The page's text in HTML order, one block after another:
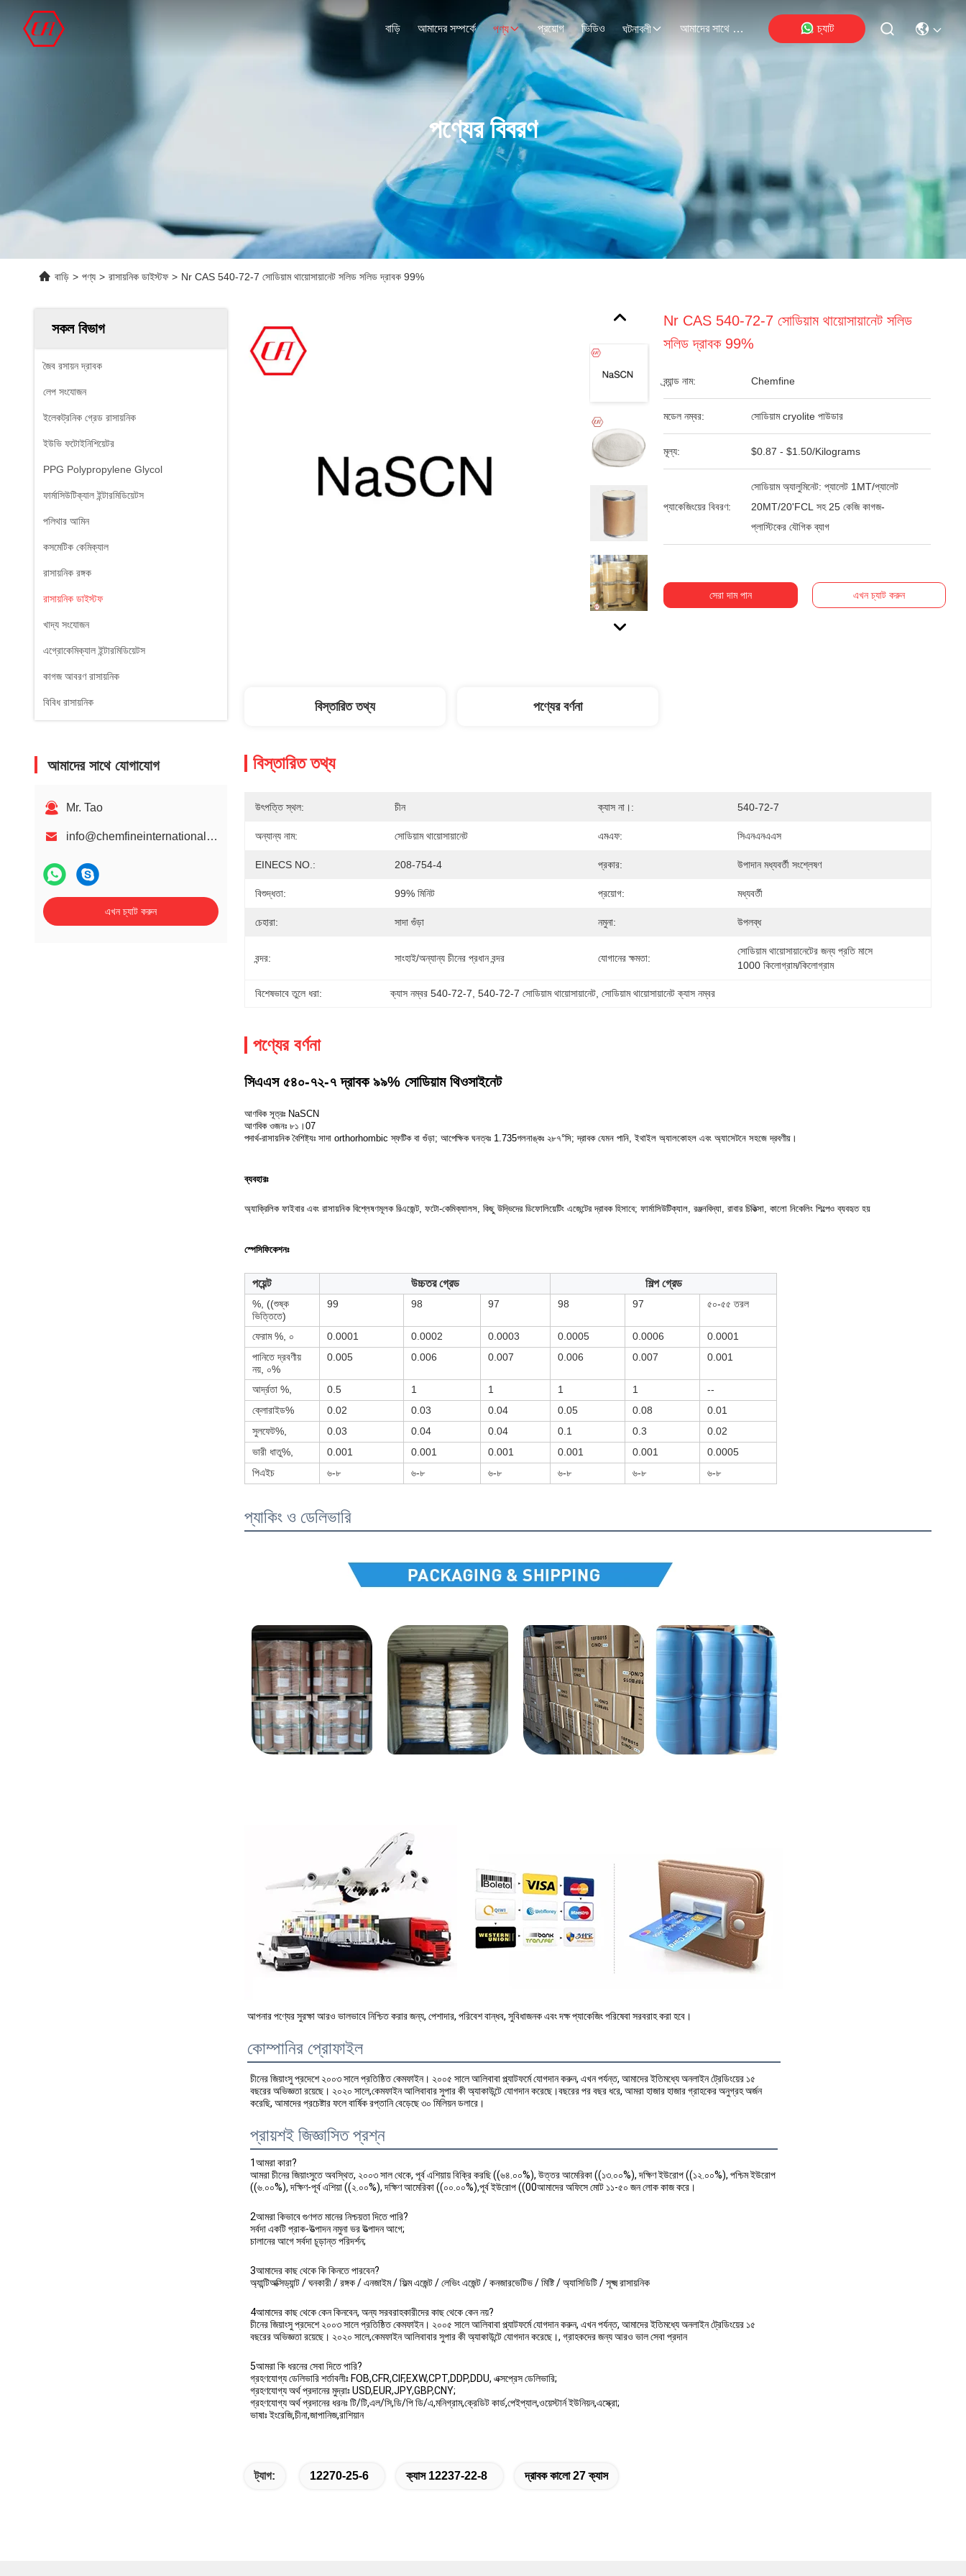
বাড়ি আমাদের সম্পর্কে পণ্য প্রয়োগ ভিডিও ঘটনাবলী আমাদের সাথে যোগাযোগ চ্যাট
পণ্যের বিবরণ
বাড়ি > পণ্য > রাসায়নিক ডাইস্টফ > Nr CAS 540-72-7 সোডিয়াম থায়োসায়ানেট সলিড সলিড দ্রাবক 99%
সকল বিভাগ
জৈব রসায়ন দ্রাবক
লেপ সংযোজন
ইলেকট্রনিক গ্রেড রাসায়নিক
ইউভি ফটোইনিশিয়েটর
PPG Polypropylene Glycol
ফার্মাসিউটিক্যাল ইন্টারমিডিয়েটস
পলিথার আমিন
কসমেটিক কেমিক্যাল
রাসায়নিক রঙ্গক
রাসায়নিক ডাইস্টফ
খাদ্য সংযোজন
এগ্রোকেমিক্যাল ইন্টারমিডিয়েটস
কাগজ আবরণ রাসায়নিক
বিবিধ রাসায়নিক
আমাদের সাথে যোগাযোগ
Mr. Tao
info@chemfineinternational.com
এখন চ্যাট করুন
Nr CAS 540-72-7 সোডিয়াম থায়োসায়ানেট সলিড
সলিড দ্রাবক 99%
ব্র্যান্ড নাম: Chemfine
মডেল নম্বর: সোডিয়াম cryolite পাউডার
মূল্য: $0.87 - $1.50/Kilograms
প্যাকেজিংয়ের বিবরণ:
সোডিয়াম অ্যালুমিনেট: প্যালেট 1MT/প্যালেট
20MT/20'FCL সহ 25 কেজি কাগজ-
প্লাস্টিকের যৌগিক ব্যাগ
সেরা দাম পান এখন চ্যাট করুন
বিস্তারিত তথ্য পণ্যের বর্ণনা
বিস্তারিত তথ্য
উৎপত্তি স্থল: চীন ক্যাস না।: 540-72-7
অন্যান্য নাম: সোডিয়াম থায়োসায়ানেট এমএফ: সিএনএনএএস
EINECS NO.: 208-754-4 প্রকার: উপাদান মধ্যবর্তী সংশ্লেষণ
বিশুদ্ধতা: 99% মিনিট প্রয়োগ: মধ্যবর্তী
চেহারা: সাদা গুঁড়া নমুনা: উপলব্ধ
বন্দর: সাংহাই/অন্যান্য চীনের প্রধান বন্দর যোগানের ক্ষমতা:
সোডিয়াম থায়োসায়ানেটের জন্য প্রতি মাসে
1000 কিলোগ্রাম/কিলোগ্রাম
বিশেষভাবে তুলে ধরা: ক্যাস নম্বর 540-72-7 , 540-72-7 সোডিয়াম থায়োসায়ানেট , সোডিয়াম থায়োসায়ানেট ক্যাস নম্বর
পণ্যের বর্ণনা
সিএএস ৫৪০-৭২-৭ দ্রাবক ৯৯% সোডিয়াম থিওসাইনেট
আণবিক সূত্রঃ NaSCN
আণবিক ওজনঃ ৮১।07
পদার্থ-রাসায়নিক বৈশিষ্ট্যঃ সাদা orthorhombic স্ফটিক বা গুঁড়া; আপেক্ষিক ঘনত্বঃ 1.735গলনাঙ্কঃ ২৮৭°সি; দ্রাবক যেমন পানি, ইথাইল অ্যালকোহল এবং অ্যাসেটনে সহজে দ্রবণীয়।
ব্যবহারঃ
অ্যাক্রিলিক ফাইবার এবং রাসায়নিক বিশ্লেষণমূলক রিএজেন্ট, ফটো-কেমিক্যালস, কিছু উদ্ভিদের ডিফোলিয়েটিং এজেন্টের দ্রাবক হিসাবে; ফার্মাসিউটিক্যাল, রঞ্জনবিদ্যা, রাবার চিকিত্সা, কালো নিকেলিং শিল্পেও ব্যবহৃত হয়
স্পেসিফিকেশনঃ
পয়েন্ট উচ্চতর গ্রেড শিল্প গ্রেড
%, ((শুষ্ক
ভিত্তিতে)
99 98 97 98 97 ৫০-৫৫ তরল
ফেরাম %, ০ 0.0001 0.0002 0.0003 0.0005 0.0006
0.0001
পানিতে দ্রবণীয়
নয়, ০%
0.005 0.006 0.007 0.006 0.007 0.001
আর্দ্রতা %, 0.5 1 1 1 1
--
ক্লোরাইড%
0.02 0.03 0.04 0.05 0.08
0.01
সুলফেট%,
0.03 0.04 0.04 0.1 0.3
0.02
ভারী ধাতু%,
0.001 0.001 0.001 0.001 0.001
0.0005
পিএইচ
৬-৮ ৬-৮ ৬-৮ ৬-৮ ৬-৮ ৬-৮
প্যাকিং ও ডেলিভারি
আপনার পণ্যের সুরক্ষা আরও ভালভাবে নিশ্চিত করার জন্য, পেশাদার, পরিবেশ বান্ধব, সুবিধাজনক এবং দক্ষ প্যাকেজিং পরিষেবা সরবরাহ করা হবে।
কোম্পানির প্রোফাইল
চীনের জিয়াংসু প্রদেশে ২০০৩ সালে প্রতিষ্ঠিত কেমফাইন। ২০০৫ সালে আলিবাবা প্ল্যাটফর্মে যোগদান করুন, এখন পর্যন্ত, আমাদের ইতিমধ্যে অনলাইন ট্রেডিংয়ের ১৫
বছরের অভিজ্ঞতা রয়েছে। ২০২০ সালে,কেমফাইন আলিবাবার সুপার কী অ্যাকাউন্টে যোগদান করেছে।বছরের পর বছর ধরে, আমরা হাজার হাজার গ্রাহকের অনুগ্রহ অর্জন
করেছি, আমাদের প্রচেষ্টার ফলে বার্ষিক রপ্তানি বেড়েছে ৩০ মিলিয়ন ডলারে।
প্রায়শই জিজ্ঞাসিত প্রশ্ন
1আমরা কারা?
আমরা চীনের জিয়াংসুতে অবস্থিত, ২০০৩ সাল থেকে, পূর্ব এশিয়ায় বিক্রি করছি ((৬৪.০০%), উত্তর আমেরিকা ((১৩.০০%), দক্ষিণ ইউরোপ ((১২.০০%), পশ্চিম ইউরোপ
((৬.০০%), দক্ষিণ-পূর্ব এশিয়া ((২.০০%), দক্ষিণ আমেরিকা ((০০.০০%),পূর্ব ইউরোপ ((00আমাদের অফিসে মোট ১১-৫০ জন লোক কাজ করে।
2আমরা কিভাবে গুণগত মানের নিশ্চয়তা দিতে পারি?
সর্বদা একটি প্রাক-উত্পাদন নমুনা ভর উত্পাদন আগে;
চালানের আগে সর্বদা চূড়ান্ত পরিদর্শন;
3আমাদের কাছ থেকে কি কিনতে পারবেন?
অ্যান্টিঅক্সিড্যান্ট / ঘনকারী / রঙ্গক / এনজাইম / ফিল্ম এজেন্ট / লেভিং এজেন্ট / কনজারভেটিভ / মিষ্টি / অ্যাসিডিটি / সূক্ষ্ম রাসায়নিক
4আমাদের কাছ থেকে কেন কিনবেন, অন্য সরবরাহকারীদের কাছ থেকে কেন নয়?
চীনের জিয়াংসু প্রদেশে ২০০৩ সালে প্রতিষ্ঠিত কেমফাইন। ২০০৫ সালে আলিবাবা প্ল্যাটফর্মে যোগদান করুন, এখন পর্যন্ত, আমাদের ইতিমধ্যে অনলাইন ট্রেডিংয়ের ১৫
বছরের অভিজ্ঞতা রয়েছে। ২০২০ সালে,কেমফাইন আলিবাবার সুপার কী অ্যাকাউন্টে যোগদান করেছে।, গ্রাহকদের জন্য আরও ভাল সেবা প্রদান
5আমরা কি ধরনের সেবা দিতে পারি?
গ্রহণযোগ্য ডেলিভারি শর্তাবলীঃ FOB,CFR,CIF,EXW,CPT,DDP,DDU, এক্সপ্রেস ডেলিভারি;
গ্রহণযোগ্য অর্থ প্রদানের মুদ্রাঃ USD,EUR,JPY,GBP,CNY;
গ্রহণযোগ্য অর্থ প্রদানের ধরনঃ টি/টি,এল/সি,ডি/পি ডি/এ,মনিগ্রাম,ক্রেডিট কার্ড,পেইপ্যাল,ওয়েস্টার্ন ইউনিয়ন,এস্ক্রো;
ভাষাঃ ইংরেজি,চীনা,জাপানিজ,রাশিয়ান
ট্যাগ: 12270-25-6 ক্যাস 12237-22-8 দ্রাবক কালো 27 ক্যাস